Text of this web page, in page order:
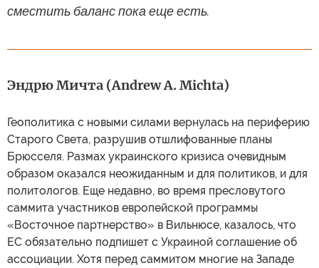
сместить баланс пока еще есть.
Эндрю Мичта (Andrew A. Michta)
Геополитика с новыми силами вернулась на периферию
Старого Света, разрушив отшлифованные планы
Брюсселя. Размах украинского кризиса очевидным
образом оказался неожиданным и для политиков, и для
политологов. Еще недавно, во время пресловутого
саммита участников европейской программы
«Восточное партнерство» в Вильнюсе, казалось, что
ЕС обязательно подпишет с Украиной соглашение об
ассоциации. Хотя перед саммитом многие на Западе